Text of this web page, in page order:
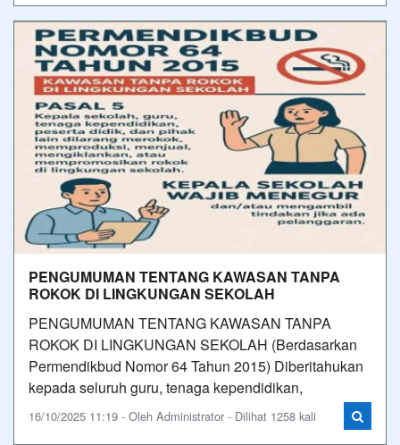
PENGUMUMAN TENTANG KAWASAN TANPA
ROKOK DI LINGKUNGAN SEKOLAH
PENGUMUMAN TENTANG KAWASAN TANPA
ROKOK DI LINGKUNGAN SEKOLAH (Berdasarkan
Permendikbud Nomor 64 Tahun 2015) Diberitahukan
kepada seluruh guru, tenaga kependidikan,
16/10/2025 11:19 - Oleh Administrator - Dilihat 1258 kali